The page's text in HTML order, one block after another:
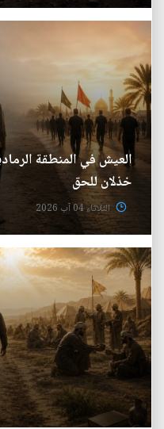
العيش في المنطقة
خذلان للحق
الثلاثاء 04 آب 2026